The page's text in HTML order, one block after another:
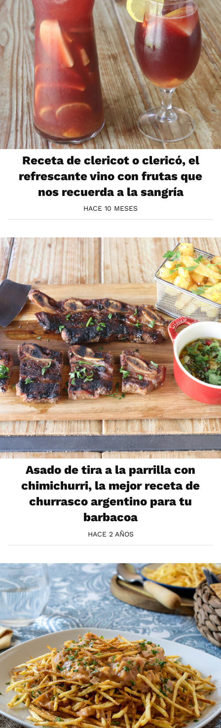
Receta de clericot o clericó, el
refrescante vino con frutas que
nos recuerda a la sangría
HACE 10 MESES
Asado de tira a la parrilla con
chimichurri, la mejor receta de
churrasco argentino para tu
barbacoa
HACE 2 AÑOS